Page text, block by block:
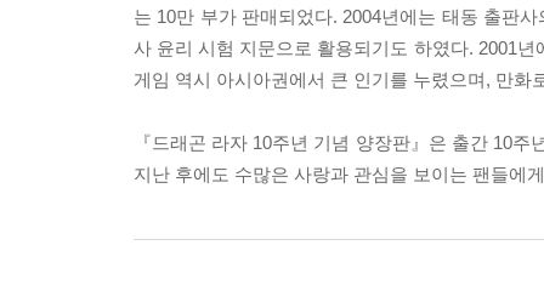
는 10만 부가 판매되었다. 2004년에는 태동 출판
사 윤리 시험 지문으로 활용되기도 하였다. 2001
게임 역시 아시아권에서 큰 인기를 누렸으며, 만화
『드래곤 라자 10주년 기념 양장판』은 출간 10
지난 후에도 수많은 사랑과 관심을 보이는 팬들에